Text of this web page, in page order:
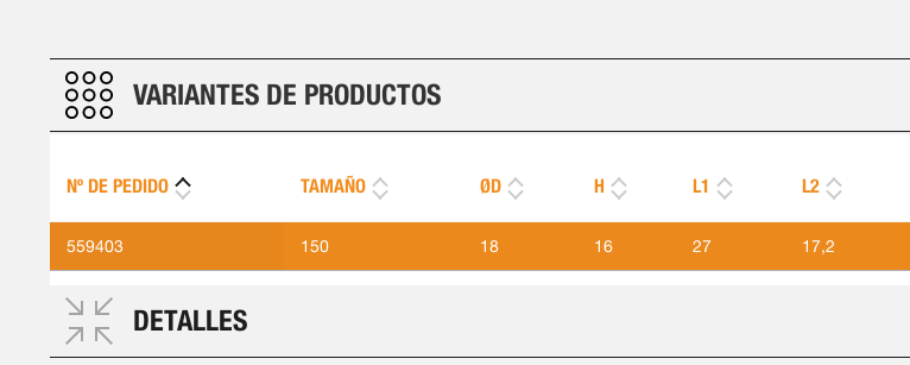
VARIANTES DE PRODUCTOS
Nº DE PEDIDO TAMAÑO ØD H L1 L2
559403 150 18 16 27 17,2
DETALLES